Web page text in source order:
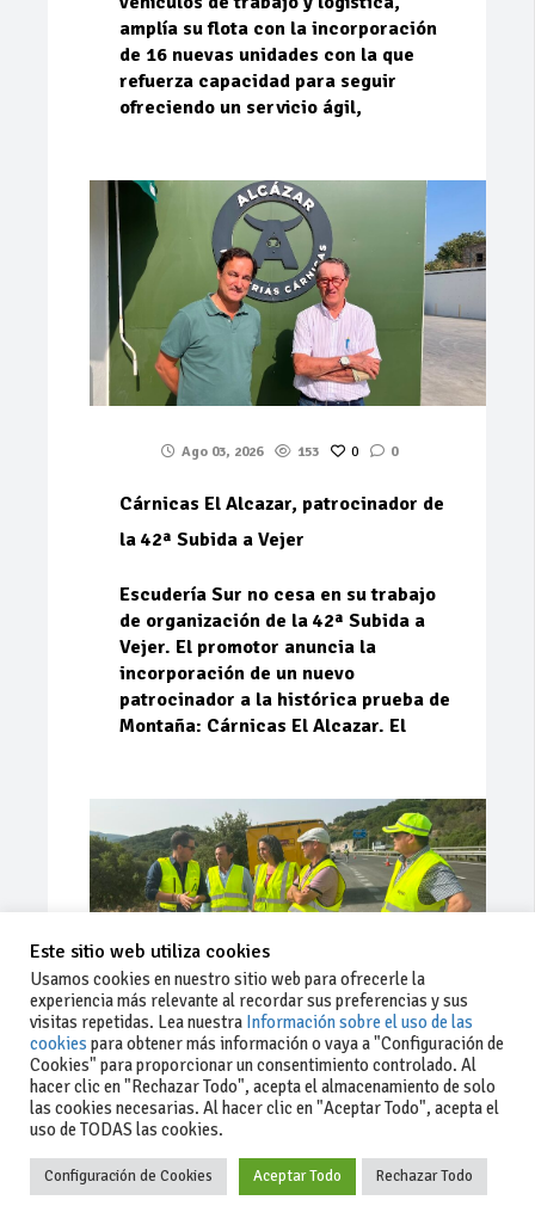
amplía su flota con la incorporación
de 16 nuevas unidades con la que
refuerza capacidad para seguir
ofreciendo un servicio ágil,
Ago 03, 2026 153 0 0
Cárnicas El Alcazar, patrocinador de
la 42ª Subida a Vejer
Escudería Sur no cesa en su trabajo
de organización de la 42ª Subida a
Vejer. El promotor anuncia la
incorporación de un nuevo
patrocinador a la histórica prueba de
Montaña: Cárnicas El Alcazar. El
Ago 03, 2026 81 0 0
La Junta implementa mejoras en la
A381 por Los Barrios
Este sitio web utiliza cookies
Usamos cookies en nuestro sitio web para ofrecerle la
experiencia más relevante al recordar sus preferencias y sus
visitas repetidas. Lea nuestra Información sobre el uso de las
cookies para obtener más información o vaya a "Configuración de
Cookies" para proporcionar un consentimiento controlado. Al
hacer clic en "Rechazar Todo", acepta el almacenamiento de solo
las cookies necesarias. Al hacer clic en "Aceptar Todo", acepta el
uso de TODAS las cookies.
Configuración de Cookies Aceptar Todo Rechazar Todo